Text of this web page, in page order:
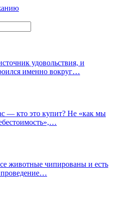
удовольствия, и
именно вокруг…
— кто это купит? Не «как мы
животные чипированы и есть